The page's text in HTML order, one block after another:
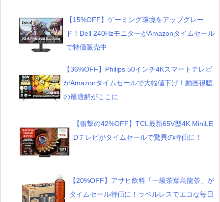
【15%OFF】ゲーミング環境をアップグレー
ド！Dell 240HzモニターがAmazonタイムセール
で特価販売中
【36%OFF】Philips 50インチ4Kスマートテレビ
がAmazonタイムセールで大幅値下げ！動画視聴
の最適解がここに
【衝撃の42%OFF】TCL最新65V型4K MiniLE
Dテレビがタイムセールで驚異の特価に！
【20%OFF】アサヒ飲料「一級茶葉烏龍茶」が
タイムセール特価に！ラベルレスでエコな毎日